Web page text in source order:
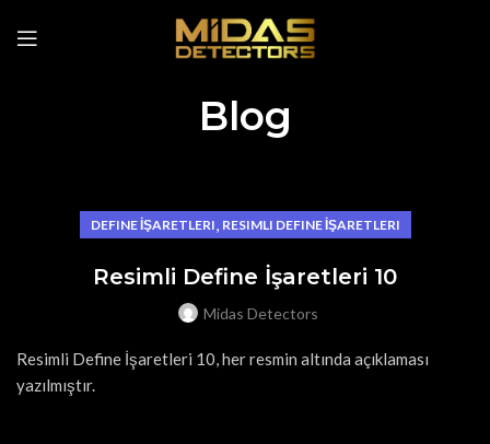
Blog
DEFINE İŞARETLERI, RESIMLI DEFINE İŞARETLERI
Resimli Define İşaretleri 10
Midas Detectors
Resimli Define İşaretleri 10, her resmin altında açıklaması
yazılmıştır.